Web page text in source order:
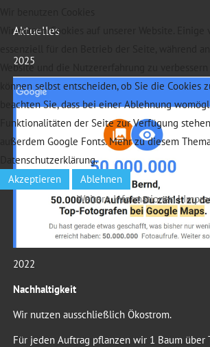
Aktuelles
2025
2022
Nachhaltigkeit
Wir nutzen ausschließlich Ökostrom.
Für jeden Auftrag pflanzen wir 1 Baum über
Wir nutzen Cookies auf unserer Website. Einige
Website und die Nutzererfahrung zu verbessern
können selbst entscheiden, ob Sie die Cookies
beachten Sie, dass bei einer Ablehnung
Funktionalitäten der Seite zur Verfügung
außerdem Google Fonts. Mehr zu diesem
Datenschutzerklärung.
Akzeptieren
Ablehnen
Weitere Informationen|